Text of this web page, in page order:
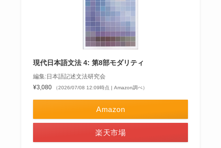
現代日本語文法 4: 第8部モダリティ
編集:日本語記述文法研究会
¥3,080
（2026/07/08 12:09時点 | Amazon調べ）
Amazon
楽天市場